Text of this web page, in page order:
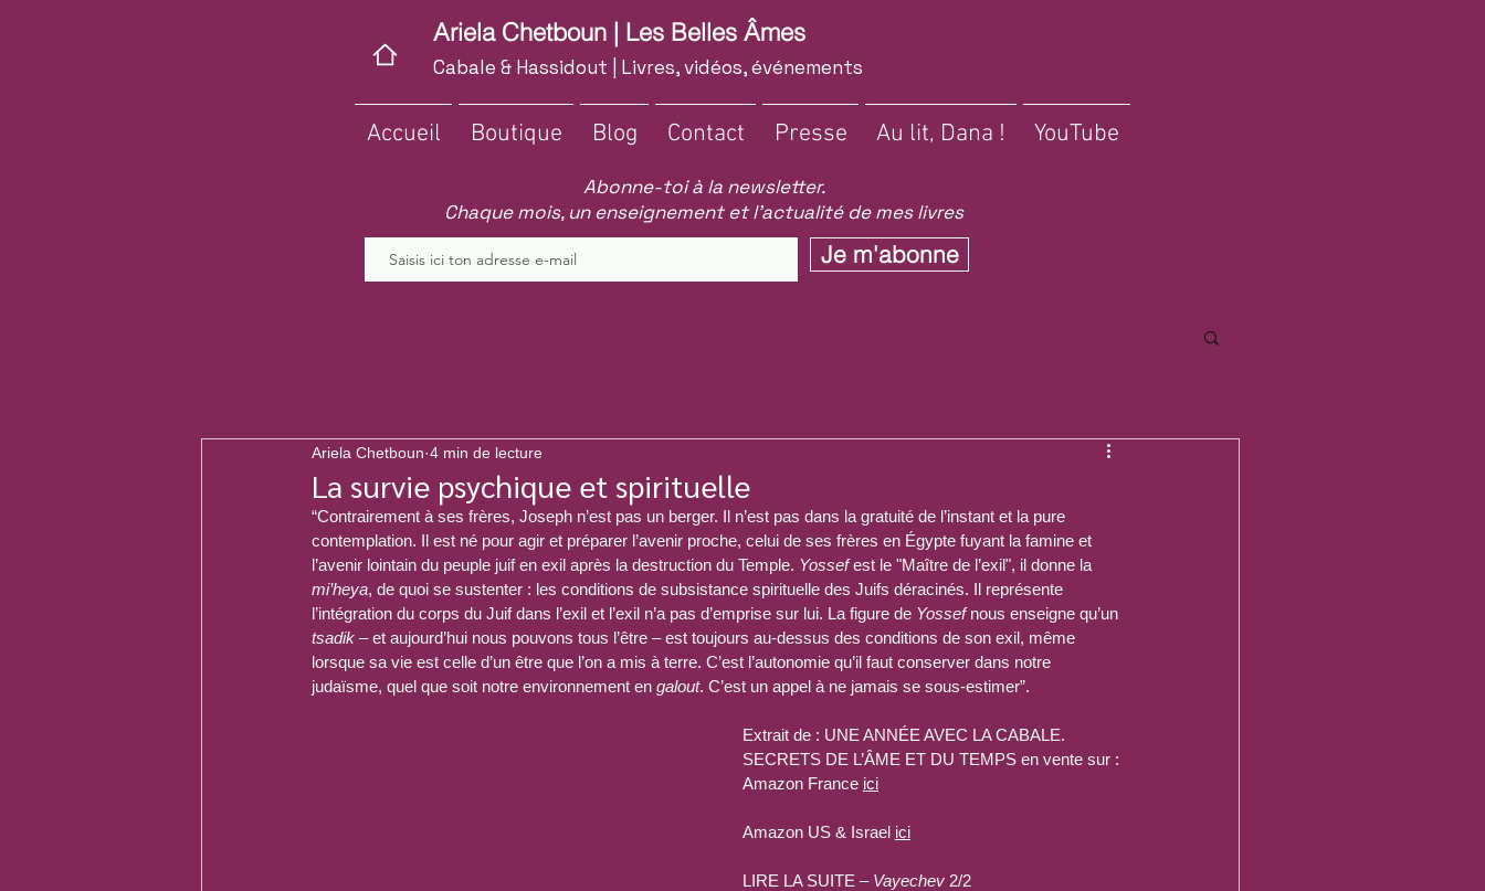
Ariela Chetboun | Les Belles Âmes
Cabale & Hassidout | Livres, vidéos, événements
Accueil Boutique Blog Contact Presse Au lit, Dana ! YouTube
Abonne-toi à la newsletter.
Chaque mois, un enseignement et l'actualité de mes livres
Je m'abonne
La survie psychique et spirituelle
Ariela Chetboun 4 min de lecture
“Contrairement à ses frères, Joseph n’est pas un berger. Il n’est pas dans la gratuité de l’instant et la pure
contemplation. Il est né pour agir et préparer l’avenir proche, celui de ses frères en Égypte fuyant la famine et
l’avenir lointain du peuple juif en exil après la destruction du Temple. Yossef est le "Maître de l’exil", il donne la
mi’heya, de quoi se sustenter : les conditions de subsistance spirituelle des Juifs déracinés. Il représente
l’intégration du corps du Juif dans l’exil et l’exil n’a pas d’emprise sur lui. La figure de Yossef nous enseigne qu’un
tsadik – et aujourd’hui nous pouvons tous l’être – est toujours au-dessus des conditions de son exil, même
lorsque sa vie est celle d’un être que l’on a mis à terre. C’est l’autonomie qu’il faut conserver dans notre
judaïsme, quel que soit notre environnement en galout. C’est un appel à ne jamais se sous-estimer”.
Extrait de : UNE ANNÉE AVEC LA CABALE.
SECRETS DE L’ÂME ET DU TEMPS en vente sur :
Amazon France ici
Amazon US & Israel ici
LIRE LA SUITE – Vayechev 2/2